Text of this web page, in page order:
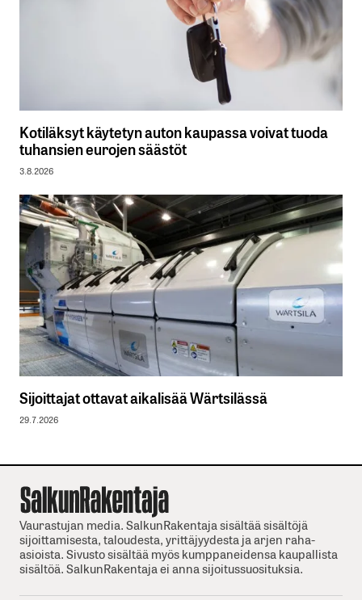
Kotiläksyt käytetyn auton kaupassa voivat tuoda
tuhansien eurojen säästöt
3.8.2026
Sijoittajat ottavat aikalisää Wärtsilässä
29.7.2026
Vaurastujan media. SalkunRakentaja sisältää sisältöjä
sijoittamisesta, taloudesta, yrittäjyydesta ja arjen raha-
asioista. Sivusto sisältää myös kumppaneidensa kaupallista
sisältöä. SalkunRakentaja ei anna sijoitussuosituksia.